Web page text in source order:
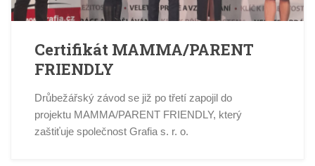
Certifikát MAMMA/PARENT
FRIENDLY
Drůbežářský závod se již po třetí zapojil do
projektu MAMMA/PARENT FRIENDLY, který
zaštiťuje společnost Grafia s. r. o.